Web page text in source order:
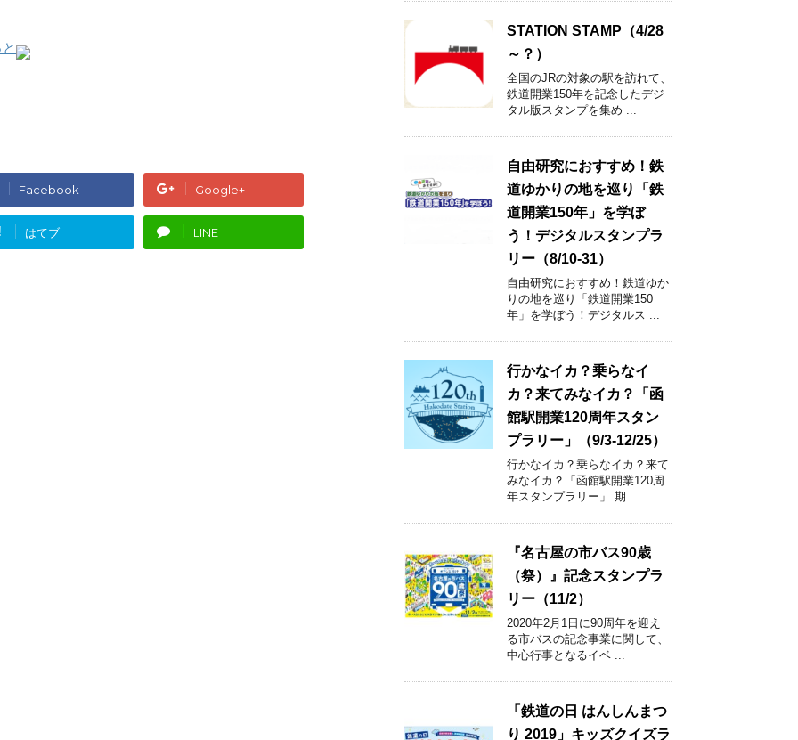
Facebook Google+
はてブ LINE
STATION STAMP（4/28
～？）
全国のJRの対象の駅を訪れて、
鉄道開業150年を記念したデジ
タル版スタンプを集め ...
自由研究におすすめ！鉄
道ゆかりの地を巡り「鉄
道開業150年」を学ぼ
う！デジタルスタンプラ
リー（8/10-31）
自由研究におすすめ！鉄道ゆか
りの地を巡り「鉄道開業150
年」を学ぼう！デジタルス ...
行かなイカ？乗らなイ
カ？来てみなイカ？「函
館駅開業120周年スタン
プラリー」（9/3-12/25）
行かなイカ？乗らなイカ？来て
みなイカ？「函館駅開業120周
年スタンプラリー」 期 ...
『名古屋の市バス90歳
（祭）』記念スタンプラ
リー（11/2）
2020年2月1日に90周年を迎え
る市バスの記念事業に関して、
中心行事となるイベ ...
「鉄道の日 はんしんまつ
り 2019」キッズクイズラ